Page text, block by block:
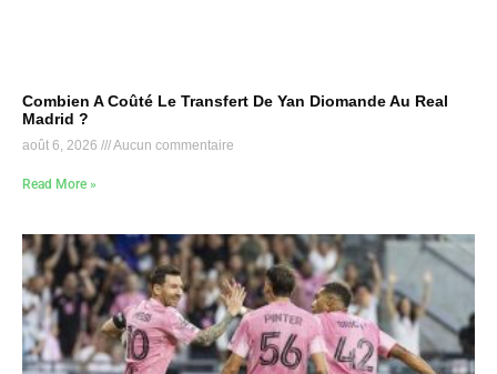
Combien A Coûté Le Transfert De Yan Diomande Au Real
Madrid ?
août 6, 2026 Aucun commentaire
Read More »